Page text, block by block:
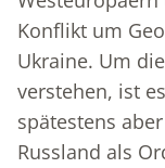
Konflikt um
Ukraine. Um
verstehen, ist
spätestens
Russland als